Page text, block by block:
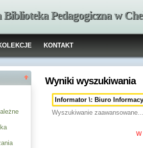
Pedagogiczna w
KONTAKT
Wyniki wyszukiwania
Wyszukiwanie zaawansowane...
W